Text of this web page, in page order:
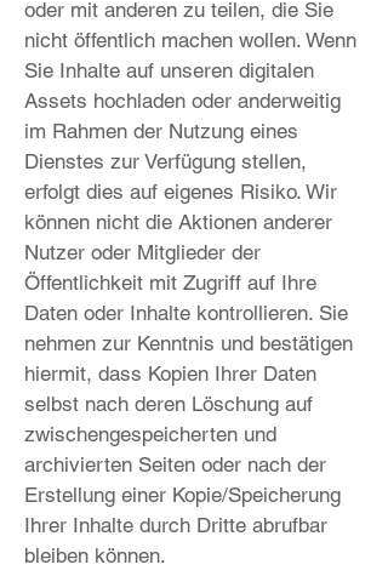
oder mit anderen zu teilen, die Sie
nicht öffentlich machen wollen. Wenn
Sie Inhalte auf unseren digitalen
Assets hochladen oder anderweitig
im Rahmen der Nutzung eines
Dienstes zur Verfügung stellen,
erfolgt dies auf eigenes Risiko. Wir
können nicht die Aktionen anderer
Nutzer oder Mitglieder der
Öffentlichkeit mit Zugriff auf Ihre
Daten oder Inhalte kontrollieren. Sie
nehmen zur Kenntnis und bestätigen
hiermit, dass Kopien Ihrer Daten
selbst nach deren Löschung auf
zwischengespeicherten und
archivierten Seiten oder nach der
Erstellung einer Kopie/Speicherung
Ihrer Inhalte durch Dritte abrufbar
bleiben können.